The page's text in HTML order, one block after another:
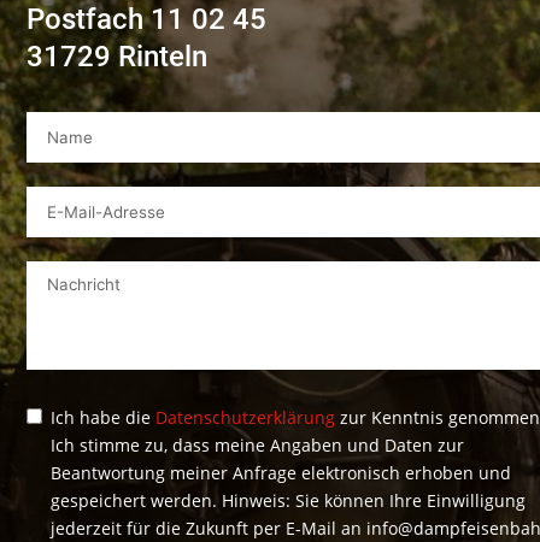
Postfach 11 02 45
31729 Rinteln
Ich habe die Datenschutzerklärung zur Kenntnis
Ich stimme zu, dass meine Angaben und Daten zur
Beantwortung meiner Anfrage elektronisch erhoben und
gespeichert werden. Hinweis: Sie können Ihre Einwilligung
jederzeit für die Zukunft per E-Mail an